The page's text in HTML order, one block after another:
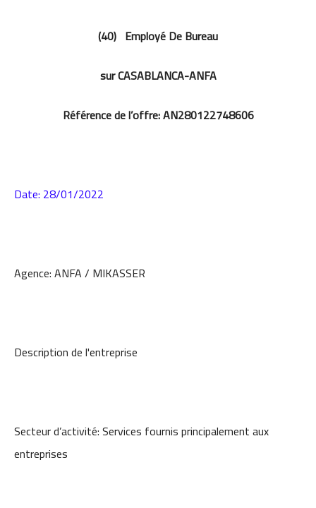
(40) Employé De Bureau
sur CASABLANCA-ANFA
Référence de l’offre: AN280122748606
Date: 28/01/2022
Agence: ANFA / MIKASSER
Description de l'entreprise
Secteur d’activité: Services fournis principalement aux
entreprises